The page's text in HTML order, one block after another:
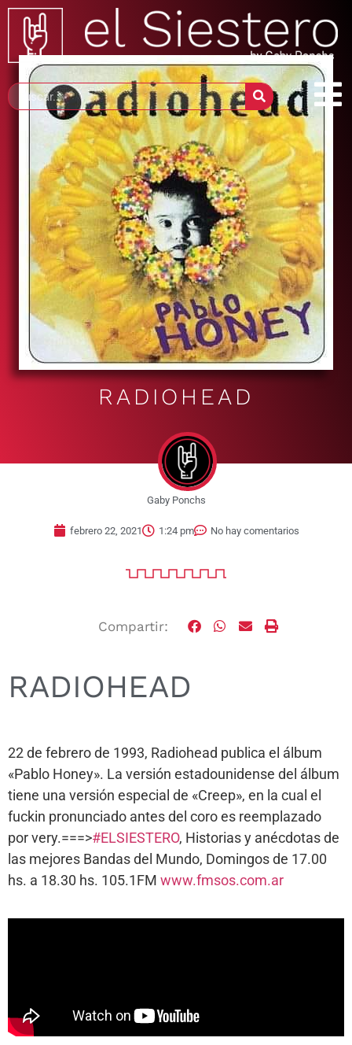
RADIOHEAD
Gaby Ponchs
febrero 22, 2021 1:24 pm No hay comentarios
Compartir:
RADIOHEAD
22 de febrero de 1993, Radiohead publica el álbum
«Pablo Honey». La versión estadounidense del álbum
tiene una versión especial de «Creep», en la cual el
fuckin pronunciado antes del coro es reemplazado
por very.===>#ELSIESTERO, Historias y anécdotas de
las mejores Bandas del Mundo, Domingos de 17.00
hs. a 18.30 hs. 105.1FM www.fmsos.com.ar